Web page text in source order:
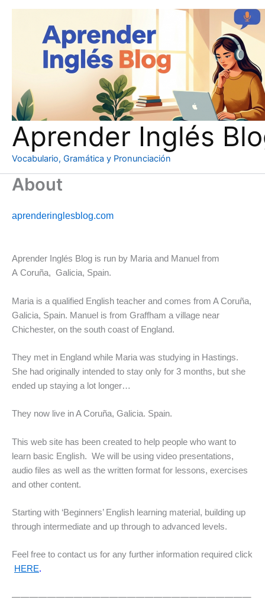
Aprender Inglés
Vocabulario, Gramática y Pronunciación
About
aprenderinglesblog.com
Aprender Inglés Blog is run by Maria and Manuel from
A Coruña, Galicia, Spain.
Maria is a qualified English teacher and comes from A Coruña,
Galicia, Spain. Manuel is from Graffham a village near
Chichester, on the south coast of England.
They met in England while Maria was studying in Hastings.
She had originally intended to stay only for 3 months, but she
ended up staying a lot longer…
They now live in A Coruña, Galicia. Spain.
This web site has been created to help people who want to
learn basic English. We will be using video presentations,
audio files as well as the written format for lessons, exercises
and other content.
Starting with ‘Beginners’ English learning material, building up
through intermediate and up through to advanced levels.
Feel free to contact us for any further information required click
HERE.
———————————————————————————